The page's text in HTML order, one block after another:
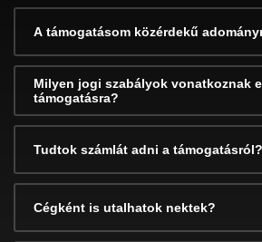
A támogatásom közérdekű
Milyen jogi szabályok vonatkoznak
támogatásra?
Tudtok számlát adni a támogatásról?
Cégként is utalhatok nektek?